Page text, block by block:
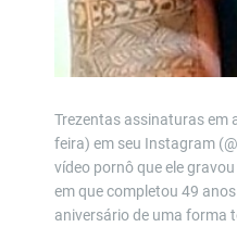
Trezentas assinaturas em
feira) em seu Instagram
vídeo pornô que ele
em que completou 49
aniversário de uma forma